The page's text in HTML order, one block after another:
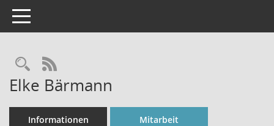
Toggle navigation
Rechercheauswahl
RSS-Feed
Elke Bärmann
Informationen Mitarbeit